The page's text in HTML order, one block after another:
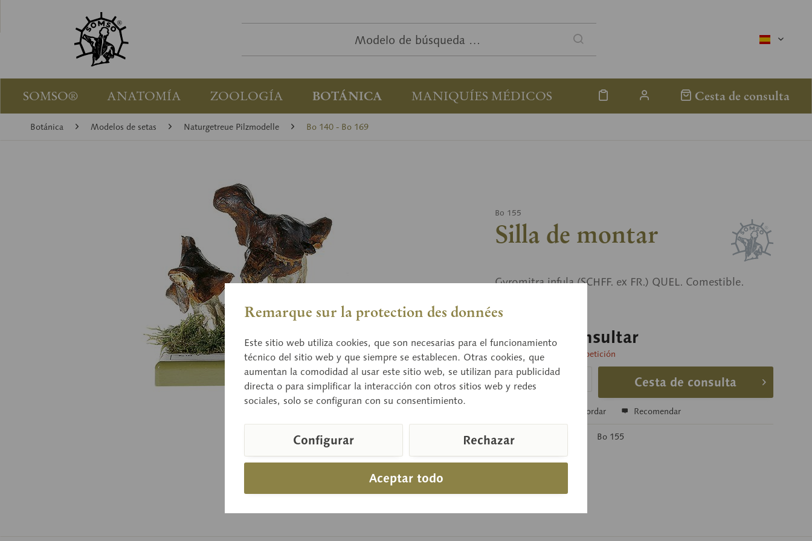
spanisch
SOMSO® ANATOMÍA ZOOLOGÍA BOTÁNICA MANIQUÍES MÉDICOS Cesta de consulta
Botánica Modelos de setas Naturgetreue Pilzmodelle Bo 140 - Bo 169
Bo 155
Silla de montar
Gyromitra infula (SCHFF. ex FR.) QUEL. Comestible.
Precio a consultar
Tiempo de entrega a petición
Cesta de consulta
Recordar Recomendar
Número de artículo: Bo 155
Remarque sur la protection des données
Este sitio web utiliza cookies, que son necesarias para el funcionamiento
técnico del sitio web y que siempre se establecen. Otras cookies, que
aumentan la comodidad al usar este sitio web, se utilizan para publicidad
directa o para simplificar la interacción con otros sitios web y redes
sociales, solo se configuran con su consentimiento.
Aceptar todo
Configurar Rechazar